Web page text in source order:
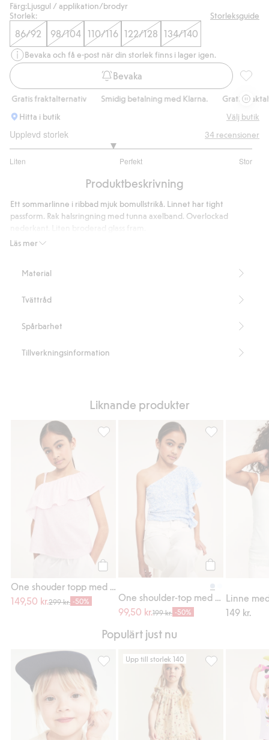
Färg:Ljusgul / applikation/brodyr
Storlek:
Storleksguide
86/92 98/104 110/116 122/128 134/140
Bevaka och få e-post när din storlek finns i lager igen.
Bevaka
Gratis fraktalternativ Smidig betalning med Klarna.
Gratis
Hitta i butik
Välj butik
Upplevd storlek
Liten Perfekt Stor
utav
26
betyg
34 recensioner
Produktbeskrivning
Läs mer
Ett sommarlinne i ribbad mjuk bomullstrikå. Linnet har tight
passform. Rak halsringning med tunna axelband. Overlockad
Tight passform
Material
Tvättråd
Spårbarhet
Tillverkningsinformation
Liknande produkter
149,50 kr.299 kr. -50%
One shouder topp med volangkant,
One shoulder-top med volang
99,50 kr.199 kr. -50%
One
Linne
149 kr.
Populärt just nu
Set med linne och shorts, Lägg till i
Upp till storlek 140